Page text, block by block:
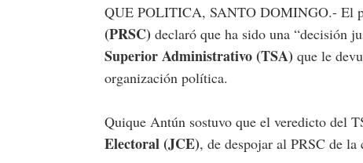
QUE POLITICA, SANTO DOMINGO.- El
(PRSC) declaró que ha sido una “decisión
Superior Administrativo (TSA) que le
organización política.
Quique Antún sostuvo que el veredicto del
Electoral (JCE), de despojar al PRSC de